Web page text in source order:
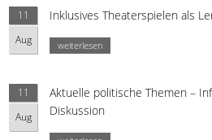
11
Aug
Inklusives Theaterspielen als
weiterlesen
11
Aug
Aktuelle politische Themen –
Diskussion